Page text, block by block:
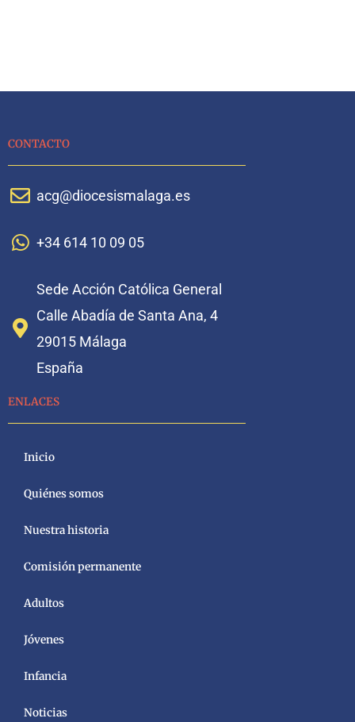
CONTACTO
acg@diocesismalaga.es
+34 614 10 09 05
Sede Acción Católica General
Calle Abadía de Santa Ana, 4
29015 Málaga
España
ENLACES
Inicio
Quiénes somos
Nuestra historia
Comisión permanente
Adultos
Jóvenes
Infancia
Noticias